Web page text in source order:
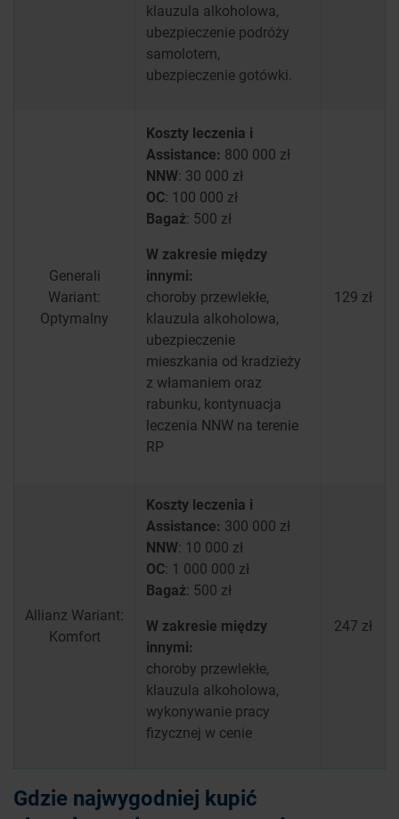
klauzula alkoholowa,
ubezpieczenie podróży
samolotem,
ubezpieczenie gotówki.
Generali
Wariant:
Optymalny
Koszty leczenia i
Assistance: 800 000 zł
NNW: 30 000 zł
OC: 100 000 zł
Bagaż: 500 zł
W zakresie między
innymi:
choroby przewlekłe,
klauzula alkoholowa,
ubezpieczenie
mieszkania od kradzieży
z włamaniem oraz
rabunku, kontynuacja
leczenia NNW na terenie
RP
129 zł
Allianz Wariant:
Komfort
Koszty leczenia i
Assistance: 300 000 zł
NNW: 10 000 zł
OC: 1 000 000 zł
Bagaż: 500 zł
W zakresie między
innymi:
choroby przewlekłe,
klauzula alkoholowa,
wykonywanie pracy
fizycznej w cenie
247 zł
Gdzie najwygodniej kupić